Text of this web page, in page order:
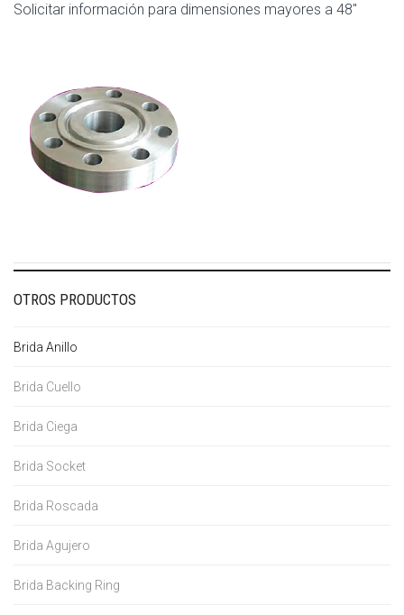
Solicitar información para dimensiones mayores a 48″
OTROS PRODUCTOS
Brida Anillo
Brida Cuello
Brida Ciega
Brida Socket
Brida Roscada
Brida Agujero
Brida Backing Ring